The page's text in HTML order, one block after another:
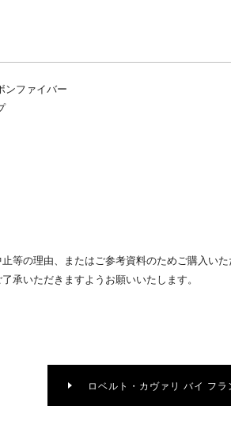
ンファイバー
等の理由、またはご参考資料のためご購入いた
承いただきますようお願いいたします。
ロベルト・カヴァリ バイ フ